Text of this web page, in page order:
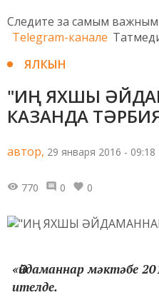
Следите за самым
Telegram-канале
ЯЛКЫН
"ИҢ ЯХШЫ
КАЗАНДА
автор, 29 января 2016 - 09:18
770 0 0
«Әйдаманнар мәктәбе
ителде.